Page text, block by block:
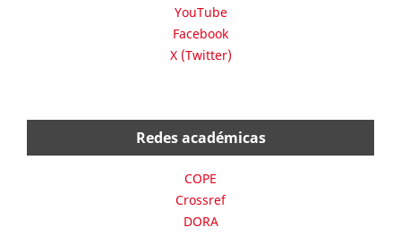
YouTube
Facebook
X (Twitter)
Redes académicas
COPE
Crossref
DORA